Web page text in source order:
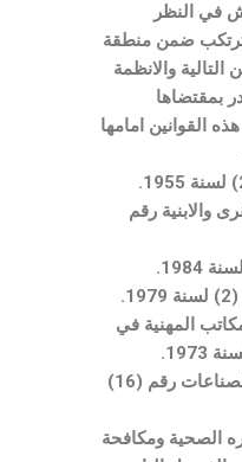
في النظر
ترتكب ضمن منطقة
التالية والانظمة
بمقتضاها
القوانين امامها
والابنية رقم
المهنية في
6. قانون رسوم الحرف والصناعات رقم (16)
الصحية ومكافحة